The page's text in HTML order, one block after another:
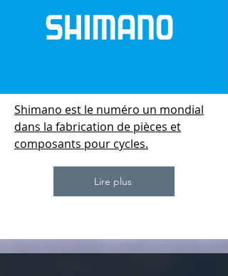
Shimano est le numéro un mondial
dans la fabrication de pièces et
composants pour cycles.
Lire plus